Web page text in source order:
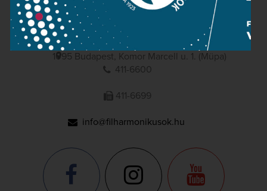
FILHARMONIKUSOK
1095 Budapest, Komor Marcell u. 1. (Müpa)
411-6600
411-6699
info@filharmonikusok.hu